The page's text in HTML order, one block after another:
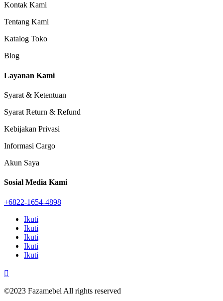
Kontak Kami
Tentang Kami
Katalog Toko
Blog
Layanan Kami
Syarat & Ketentuan
Syarat Return & Refund
Kebijakan Privasi
Informasi Cargo
Akun Saya
Sosial Media Kami
+6822-1654-4898
Ikuti
Ikuti
Ikuti
Ikuti
Ikuti

©2023 Fazamebel All rights reserved